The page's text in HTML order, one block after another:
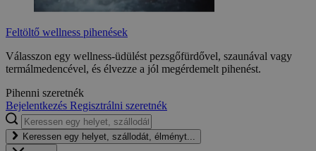
Feltöltő wellness pihenések
Válasszon egy wellness-üdülést pezsgőfürdővel, szaunával vagy
termálmedencével, és élvezze a jól megérdemelt pihenést.
Pihenni szeretnék
Bejelentkezés Regisztrálni szeretnék
Keressen egy helyet, szállodát, élményt...